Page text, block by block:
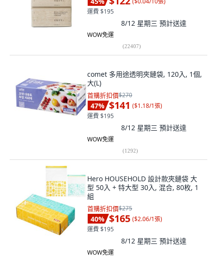
運費 $195
8/12 星期三 預計送達
WOW免運
(22407)
comet 多用途透明夾鏈袋, 120入, 1個,
大(L)
首購折扣價$270
47% $141 ($1.18/1張)
運費 $195
8/12 星期三 預計送達
WOW免運
(1292)
Hero HOUSEHOLD 設計款夾鏈袋 大
型 50入 + 特大型 30入, 混合, 80枚, 1
組
首購折扣價$275
40% $165 ($2.06/1張)
運費 $195
8/12 星期三 預計送達
WOW免運